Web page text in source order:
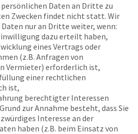
Daten an Dritte zu
Zwecken findet nicht statt. Wir
nur an Dritte weiter, wenn:
dazu erteilt haben,
eines Vertrags oder
(z.B. Anfragen von
Vermieter) erforderlich ist,
einer rechtlichen
ist,
berechtigter Interessen
zur Annahme besteht, dass Sie
Interesse an der
haben (z.B. beim Einsatz von